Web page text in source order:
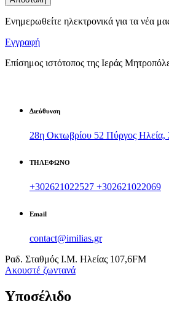
Ενημερωθείτε ηλεκτρονικά για τα νέα
Εγγραφή
Επίσημος ιστότοπος της Ιεράς
Διεύθυνση
28η Οκτωβρίου 52 Πύργος Ηλεία,
ΤΗΛΕΦΩΝΟ
+302621022527 +302621022069
Email
contact@imilias.gr
Ραδ. Σταθμός Ι.Μ. Ηλείας 107,6FM
Aκουστέ ζωντανά
Υποσέλιδο